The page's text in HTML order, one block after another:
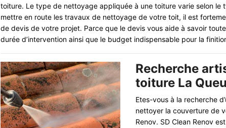
toiture. Le type de nettoyage appliquée à une toiture varie selon le
mettre en route les travaux de nettoyage de votre toit, il est
de devis de votre projet. Parce que le devis vous aide à savoir
durée d’intervention ainsi que le budget indispensable pour la
Recherche
toiture La
Etes-vous à la recherche
nettoyer la couverture de
Renov. SD Clean Renov